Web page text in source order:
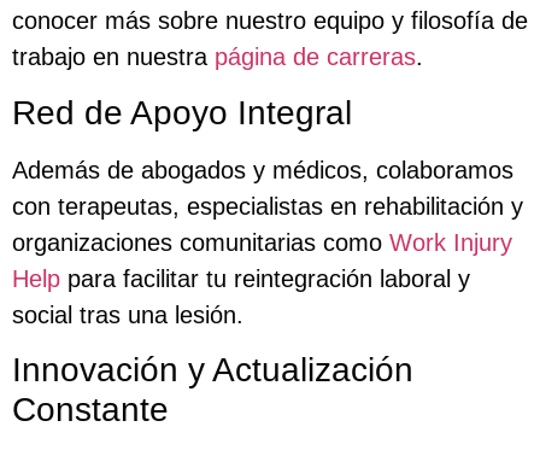
conocer más sobre nuestro equipo y filosofía de
trabajo en nuestra página de carreras.
Red de Apoyo Integral
Además de abogados y médicos, colaboramos
con terapeutas, especialistas en rehabilitación y
organizaciones comunitarias como Work Injury
Help para facilitar tu reintegración laboral y
social tras una lesión.
Innovación y Actualización
Constante